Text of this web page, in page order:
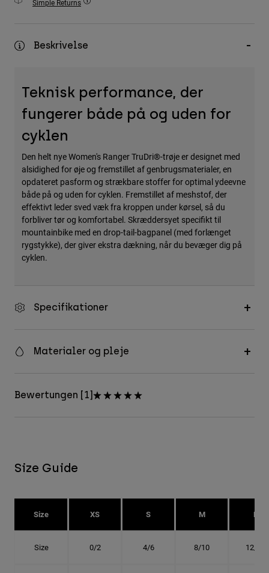
Accessories
Bags & Backpacks
Se alle
Simple Returns
Beskrivelse
Teknisk performance, der
fungerer både på og uden for
cyklen
Den helt nye Women's Ranger TruDri®-trøje er designet med
alsidighed for øje og fremstillet af genbrugsmaterialer, en
opdateret pasform og strækbare stoffer for optimal ydeevne
både på og uden for cyklen. Fremstillet af meshstof, der
effektivt leder sved væk fra kroppen under kørsel, så du
forbliver tør og komfortabel. Skræddersyet specifikt til
mountainbike med en drop-tail-bagpanel (med forlænget
rygstykke), der giver ekstra dækning, når du bevæger dig på
cyklen.
Specifikationer
Materialer og pleje
Bewertungen [1]
Size Guide
Size XS S M L
Size 0/2 4/6 8/10 12/14